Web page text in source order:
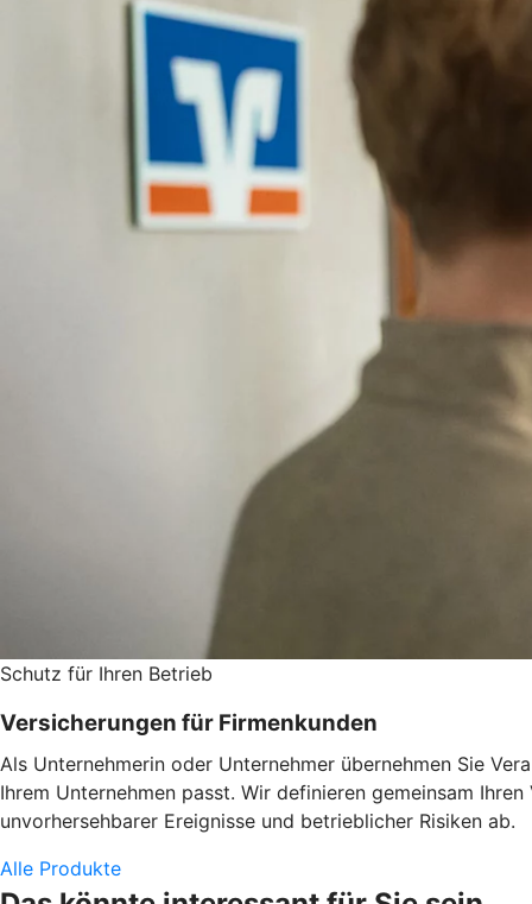
Schutz für Ihren Betrieb
Versicherungen für Firmenkunden
Als Unternehmerin oder Unternehmer übernehmen Sie
Ihrem Unternehmen passt. Wir definieren gemeinsam
unvorhersehbarer Ereignisse und betrieblicher Risiken ab.
Alle Produkte